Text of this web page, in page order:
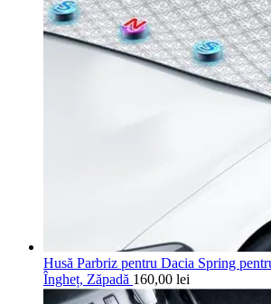
Husă Parbriz pentru Dacia Spring
Îngheț, Zăpadă 160,00 lei